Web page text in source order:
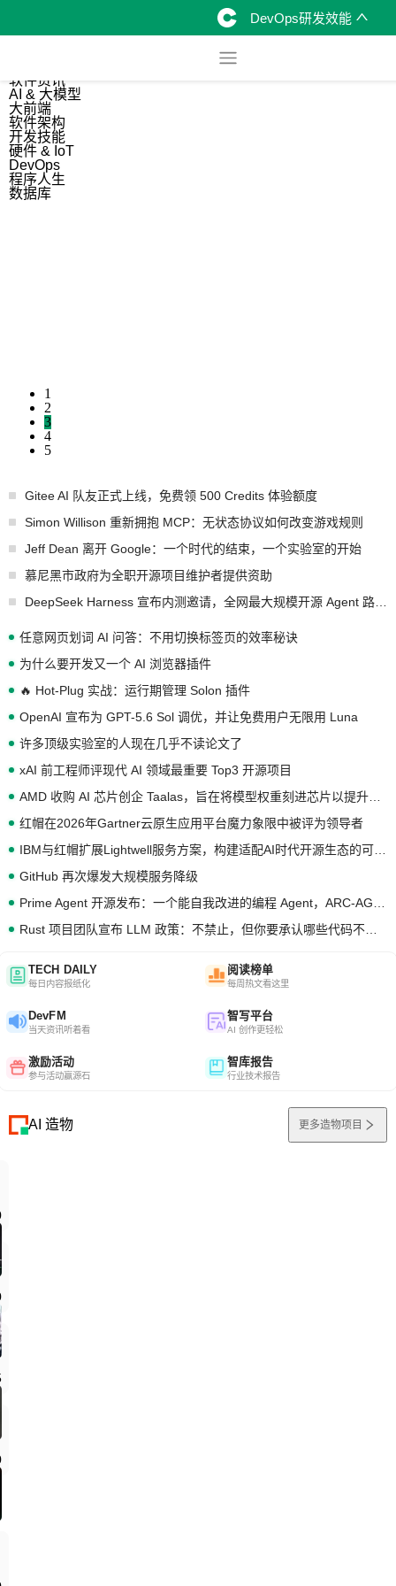
DevOps研发效能
软件资讯
AI & 大模型
大前端
软件架构
开发技能
硬件 & IoT
DevOps
程序人生
数据库
1
2
3
4
5
Gitee AI 队友正式上线，免费领 500 Credits 体验额度
Simon Willison 重新拥抱 MCP：无状态协议如何改变游戏规则
Jeff Dean 离开 Google：一个时代的结束，一个实验室的开始
慕尼黑市政府为全职开源项目维护者提供资助
任意网页划词 AI 问答：不用切换标签页的效率秘诀
为什么要开发又一个 AI 浏览器插件
🔥 Hot-Plug 实战：运行期管理 Solon 插件
OpenAI 宣布为 GPT-5.6 Sol 调优，并让免费用户无限用 Luna
许多顶级实验室的人现在几乎不读论文了
xAI 前工程师评现代 AI 领域最重要 Top3 开源项目
红帽在2026年Gartner云原生应用平台魔力象限中被评为领导者
GitHub 再次爆发大规模服务降级
TECH DAILY
每日内容报纸化
阅读榜单
每周热文看这里
DevFM
当天资讯听着看
智写平台
AI 创作更轻松
激励活动
参与活动赢源石
智库报告
行业技术报告
AI 造物 更多造物项目